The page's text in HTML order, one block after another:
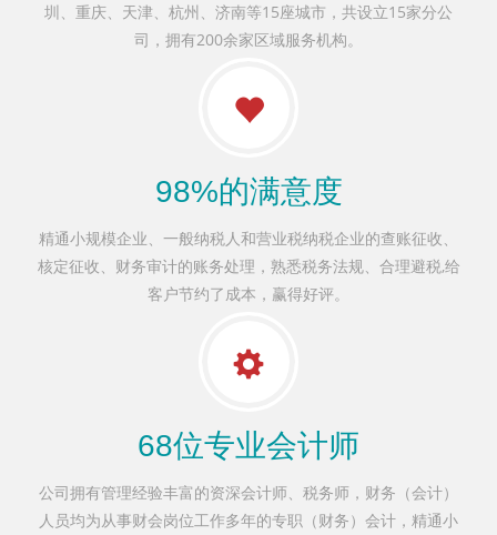
圳、重庆、天津、杭州、济南等15座城市，共设立15家分公
司，拥有200余家区域服务机构。
98%的满意度
精通小规模企业、一般纳税人和营业税纳税企业的查账征收、
核定征收、财务审计的账务处理，熟悉税务法规、合理避税,给
客户节约了成本，赢得好评。
68位专业会计师
公司拥有管理经验丰富的资深会计师、税务师，财务（会计）
人员均为从事财会岗位工作多年的专职（财务）会计，精通小